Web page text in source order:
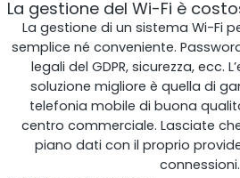
Ripetitore
La gestione del Wi-Fi è
La gestione di un sistema Wi-Fi
semplice né conveniente.
legali del GDPR, sicurezza, ecc.
soluzione migliore è quella di
telefonia mobile di buona
centro commerciale. Lasciate
piano dati con il proprio
connessioni.